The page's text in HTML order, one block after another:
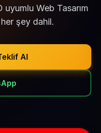
Web Tasarım
şey dahil.
Al